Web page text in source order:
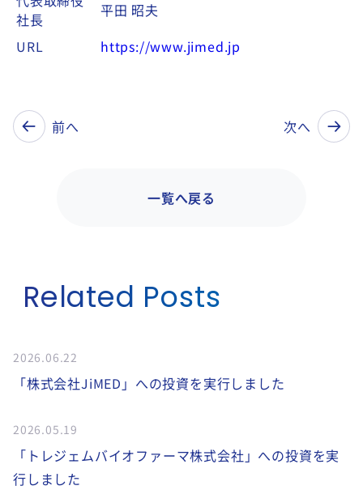
社長
平田 昭夫
URL
https://www.jimed.jp
前へ
一覧へ戻る
次へ
Related Posts
2026.06.22
「株式会社JiMED」への投資を実行しました
2026.05.19
「トレジェムバイオファーマ株式会社」への投資を実
行しました